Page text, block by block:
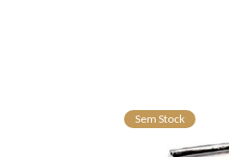
Sem Stock